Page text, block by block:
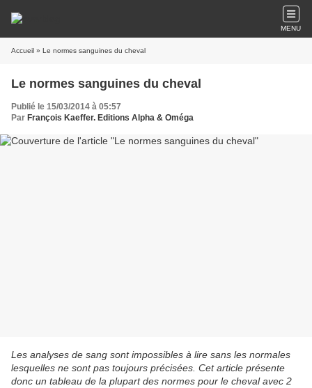
MENU
Accueil » Le normes sanguines du cheval
Le normes sanguines du cheval
Publié le 15/03/2014 à 05:57
Par François Kaeffer. Editions Alpha & Oméga
Les analyses de sang sont impossibles à lire sans les normales
lesquelles ne sont pas toujours précisées. Cet article présente
donc un tableau de la plupart des normes pour le cheval avec 2